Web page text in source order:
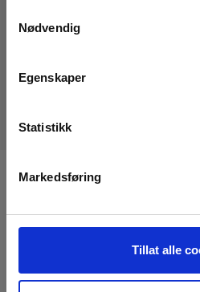
Nødvendig
Egenskaper
Statistikk
Markedsføring
Tillat alle
Registrere deg for
Hold deg oppdatert og få
med våre ukentlige